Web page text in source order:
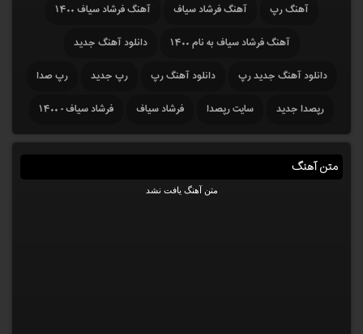
آهنگ رپ
آهنگ فرشاد سیاف
آهنگ فرشاد سیاف ۱۴۰۰
آهنگ فرشاد سیاف به نام ۱۴۰۰
دانلود آهنگ جدید
دانلود آهنگ جدید رپ
دانلود آهنگ رپ رپ جدید
رپ صدا
رپصدا جدید
سایت رپصدا فرشاد سیاف فرشاد سیاف - ۱۴۰۰
متن آهنگ
متن آهنگ یافت نشد